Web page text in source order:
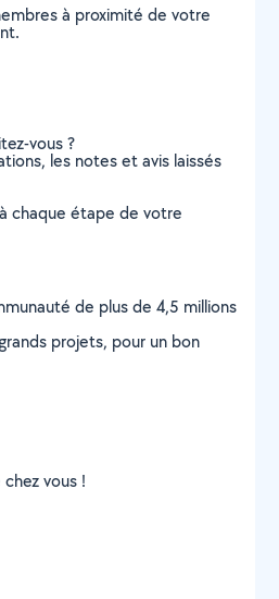
à proximité de votre
vous ?
les notes et avis laissés
chaque étape de votre
de plus de 4,5 millions
projets, pour un bon
vous !